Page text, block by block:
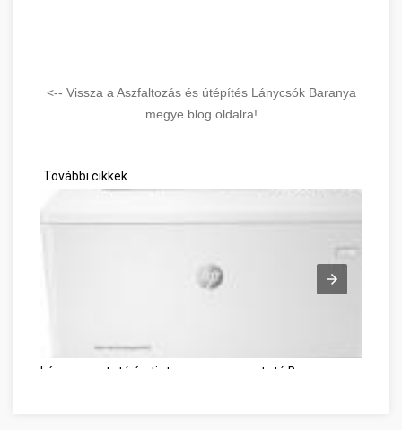
<-- Vissza a Aszfaltozás és útépítés Lánycsók Baranya
megye blog oldalra!
További cikkek
Lézernyomtató és tintasugaras nyomtató Baranya megye